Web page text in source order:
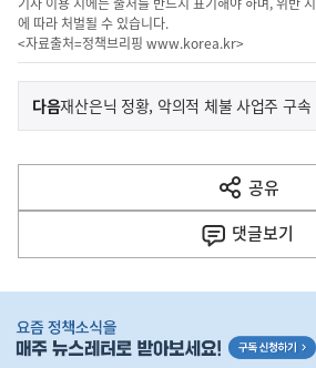
에 따라 처벌될 수 있습니다.
<자료출처=정책브리핑 www.korea.kr>
이
전
다
음
다음기
사
재산은닉 정황, 악의적 체불 사업주 구속
공유
열
기
댓글보기
단